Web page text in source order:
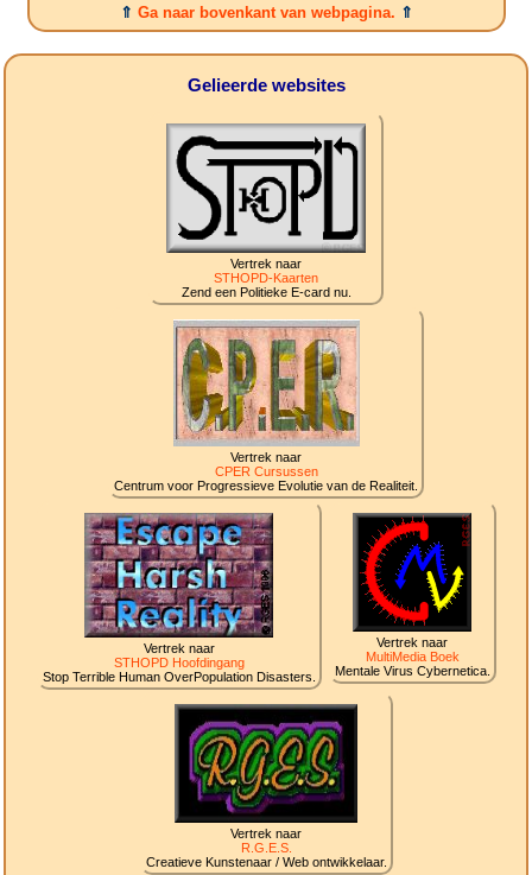
⇑ Ga naar bovenkant van webpagina. ⇑
Gelieerde websites
Vertrek naar
STHOPD-Kaarten
Zend een Politieke E-card nu.
Vertrek naar
CPER Cursussen
Centrum voor Progressieve Evolutie van de Realiteit.
Vertrek naar
STHOPD Hoofdingang
Stop Terrible Human OverPopulation Disasters.
Vertrek naar
MultiMedia Boek
Mentale Virus Cybernetica.
Vertrek naar
R.G.E.S.
Creatieve Kunstenaar / Web ontwikkelaar.